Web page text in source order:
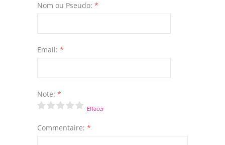
Nom ou Pseudo: *
Email: *
Note: *
Effacer
Commentaire: *